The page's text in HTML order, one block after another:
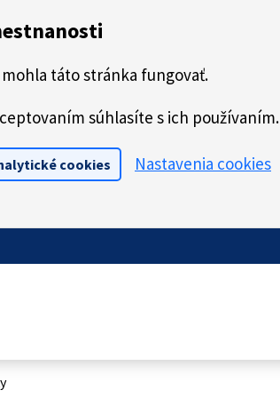
táto stránka fungovať.
súhlasíte s ich používaním.
cookies Nastavenia cookies